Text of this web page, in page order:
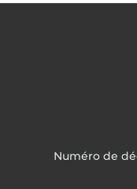
Numéro de